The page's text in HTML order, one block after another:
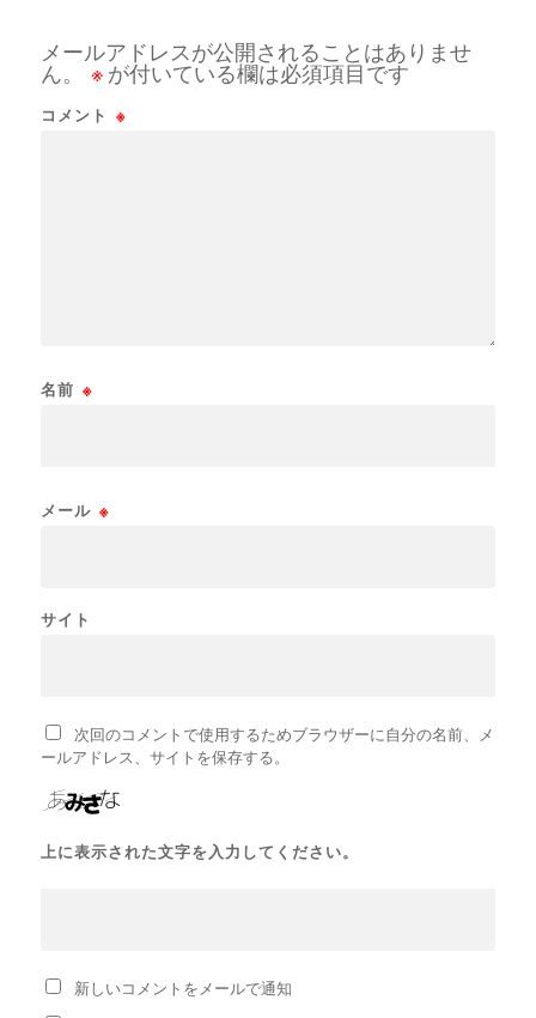
メールアドレスが公開されることはありませ
ん。
※ が付いている欄は必須項目です
コメント ※
名前 ※
メール ※
サイト
次回のコメントで使用するためブラウザーに自分の名前、メ
ールアドレス、サイトを保存する。
上に表示された文字を入力してください。
新しいコメントをメールで通知